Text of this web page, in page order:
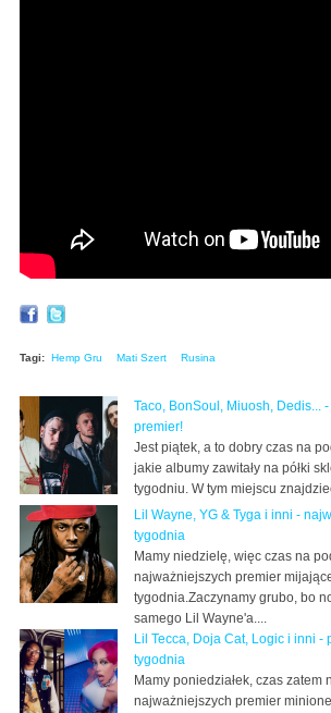
Tagi: Hemp Gru Mati Szert Rusina
Taco, BonSoul, Miuosh, Dedis...
premier!
Jest piątek, a to dobry czas na
jakie albumy zawitały na półki
tygodniu. W tym miejscu
Lil Wayne, YG & Tyga i inni -
tygodnia
Mamy niedzielę, więc czas na
najważniejszych premier
tygodnia.Zaczynamy grubo, bo
samego Lil Wayne'a....
Lil Tecca, Doja Cat, Logic i inni -
tygodnia
Mamy poniedziałek, czas zatem
najważniejszych premier